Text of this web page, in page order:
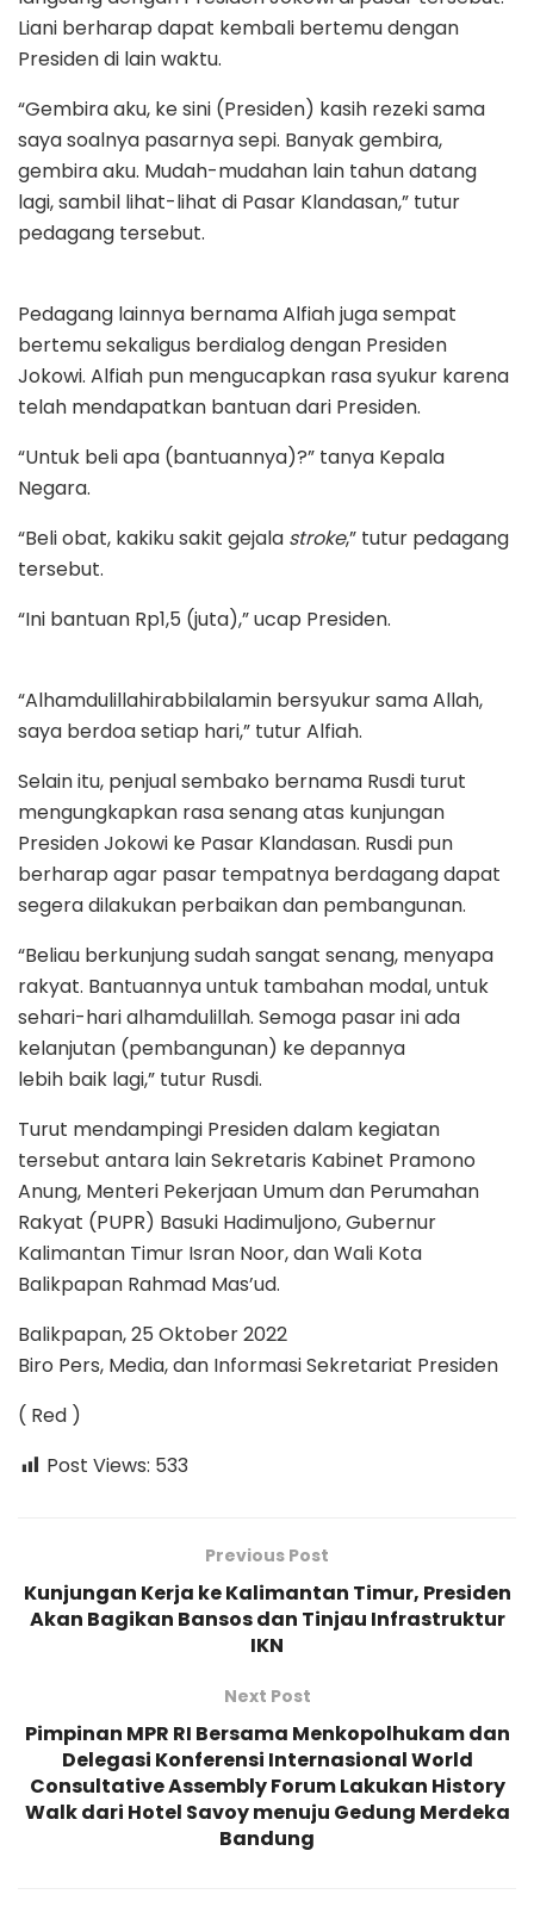
Liani berharap dapat kembali bertemu dengan
Presiden di lain waktu.
“Gembira aku, ke sini (Presiden) kasih rezeki sama
saya soalnya pasarnya sepi. Banyak gembira,
gembira aku. Mudah-mudahan lain tahun datang
lagi, sambil lihat-lihat di Pasar Klandasan,” tutur
pedagang tersebut.
Pedagang lainnya bernama Alfiah juga sempat
bertemu sekaligus berdialog dengan Presiden
Jokowi. Alfiah pun mengucapkan rasa syukur karena
telah mendapatkan bantuan dari Presiden.
“Untuk beli apa (bantuannya)?” tanya Kepala
Negara.
“Beli obat, kakiku sakit gejala stroke,” tutur pedagang
tersebut.
“Ini bantuan Rp1,5 (juta),” ucap Presiden.
“Alhamdulillahirabbilalamin bersyukur sama Allah,
saya berdoa setiap hari,” tutur Alfiah.
Selain itu, penjual sembako bernama Rusdi turut
mengungkapkan rasa senang atas kunjungan
Presiden Jokowi ke Pasar Klandasan. Rusdi pun
berharap agar pasar tempatnya berdagang dapat
segera dilakukan perbaikan dan pembangunan.
“Beliau berkunjung sudah sangat senang, menyapa
rakyat. Bantuannya untuk tambahan modal, untuk
sehari-hari alhamdulillah. Semoga pasar ini ada
kelanjutan (pembangunan) ke depannya
lebih baik lagi,” tutur Rusdi.
Turut mendampingi Presiden dalam kegiatan
tersebut antara lain Sekretaris Kabinet Pramono
Anung, Menteri Pekerjaan Umum dan Perumahan
Rakyat (PUPR) Basuki Hadimuljono, Gubernur
Kalimantan Timur Isran Noor, dan Wali Kota
Balikpapan Rahmad Mas’ud.
Balikpapan, 25 Oktober 2022
Biro Pers, Media, dan Informasi Sekretariat Presiden
( Red )
Post Views: 533
Previous Post
Kunjungan Kerja ke Kalimantan Timur, Presiden
Akan Bagikan Bansos dan Tinjau Infrastruktur
IKN
Next Post
Pimpinan MPR RI Bersama Menkopolhukam dan
Delegasi Konferensi Internasional World
Consultative Assembly Forum Lakukan History
Walk dari Hotel Savoy menuju Gedung Merdeka
Bandung